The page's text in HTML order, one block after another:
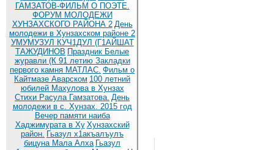
ГАМЗАТОВ-ФИЛЬМ О ПОЭТЕ.
ФОРУМ МОЛОДЕЖИ
ХУНЗАХСКОГО РАЙОНА 2 День
молодежи в Хунзахском районе 2
УМУМУЗУЛ КУЧ1ДУЛ (Г1АЙШАТ
ТАЖУДИНОВ Праздник Белые
журавли (К 91 летию Закладки
первого камня МАТЛАС. Фильм о
Кайтмазе Аварском 100 летний
юбилей Махулова в Хунзах
Стихи Расула Гамзатова. День
молодежи в с. Хунзах. 2015 год
Вечер памяти наиба
Хаджимурата в Ху Хунзахский
район. Гьазул х1акъалъулъ
бицуна Мала Алха Гьазул